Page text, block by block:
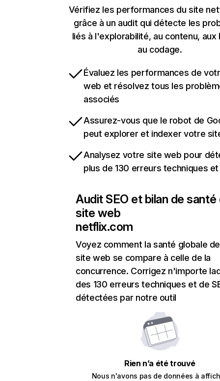
Vérifiez les performances du site
grâce à un audit qui détecte les
liés à l'explorabilité, au contenu, aux
au codage.
Évaluez les performances de
web et résolvez tous les
associés
Assurez-vous que le robot de
peut explorer et indexer votre
Analysez votre site web pour
plus de 130 erreurs techniques et
Audit SEO et bilan de santé
site web
netflix.com
Voyez comment la santé globale
site web se compare à celle de la
concurrence. Corrigez n'importe
des 130 erreurs techniques et de
détectées par notre outil
Rien n’a été trouvé
Nous n'avons pas de données à